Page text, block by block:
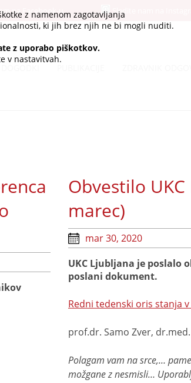
na Facebook-u Sledite nam na
Obvestilo
marec)
mar 30, 2020
UKC Ljubljana je poslalo
poslani dokument.
Redni tedenski oris stanja
prof.dr. Samo Zver,
Polagam vam na srce,…
možgane z nesmisli…
z namenom zagotavljanja
ki jih brez njih ne bi mogli nuditi.
z uporabo piškotkov.
v nastavitvah.